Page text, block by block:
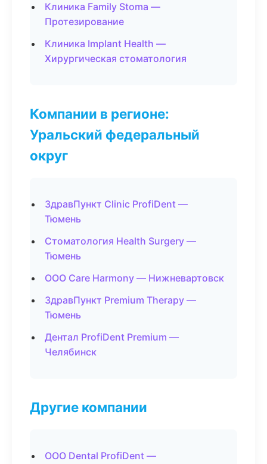
Клиника Family Stoma —
Протезирование
Клиника Implant Health —
Хирургическая стоматология
Компании в регионе:
Уральский федеральный
округ
ЗдравПункт Clinic ProfiDent —
Тюмень
Стоматология Health Surgery —
Тюмень
ООО Care Harmony — Нижневартовск
ЗдравПункт Premium Therapy —
Тюмень
Дентал ProfiDent Premium —
Челябинск
Другие компании
ООО Dental ProfiDent —